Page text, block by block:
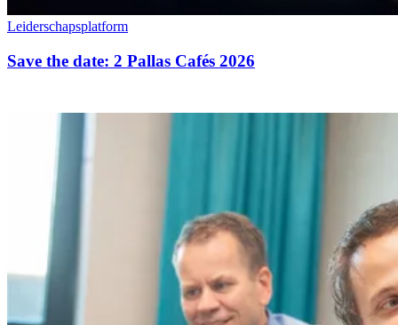
Leiderschapsplatform
Save the date: 2 Pallas Cafés 2026